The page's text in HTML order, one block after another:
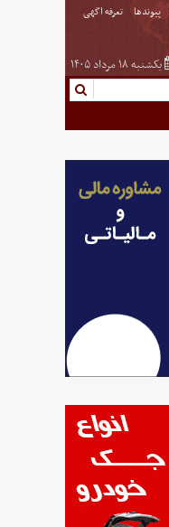
پیوندها تعرفه اگهی
یکشنبه ۱۸ مرداد ۱۴۰۵